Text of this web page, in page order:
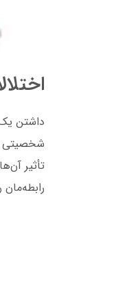
داشتن
شخصیتی
تأثیر